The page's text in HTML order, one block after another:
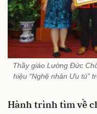
Thầy giáo Lường Đức
hiệu “Nghệ nhân Ưu tú”
Hành trình tìm về